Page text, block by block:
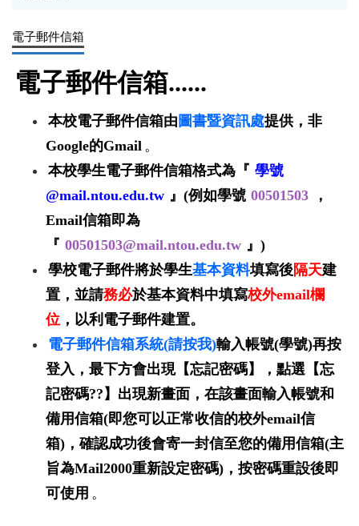
電子郵件信箱
電子郵件信箱......
本校電子郵件信箱由 圖書暨資訊處提供，非
Google的Gmail 。
本校學生電子郵件信箱格式為『 學號
@mail.ntou.edu.tw 』(例如學號 00501503
，
Email信箱即為
『 00501503@mail.ntou.edu.tw 』)
學校電子郵件將於學生基本資料填寫後隔天建
置，並請務必於基本資料中填寫校外email欄
位 ，以利電子郵件建置。
電子郵件信箱系統(請按我)輸入帳號(學號)再按
登入，最下方會出現【忘記密碼】，點選【忘
記密碼??】出現新畫面，在該畫面輸入帳號和
備用信箱(即您可以正常收信的校外email信
箱)，確認成功後會寄一封信至您的備用信箱(主
旨為Mail2000重新設定密碼)，按密碼重設後即
可使用 。